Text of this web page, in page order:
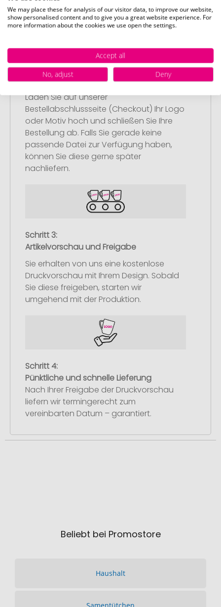
Schritt 2:
Upload Ihres Logos oder Motivs
Laden Sie auf unserer
Bestellabschlussseite (Checkout) Ihr Logo
oder Motiv hoch und schließen Sie Ihre
Bestellung ab. Falls Sie gerade keine
passende Datei zur Verfügung haben,
können Sie diese gerne später
nachliefern.
Schritt 3:
Artikelvorschau und Freigabe
Sie erhalten von uns eine kostenlose
Druckvorschau mit Ihrem Design. Sobald
Sie diese freigeben, starten wir
umgehend mit der Produktion.
Schritt 4:
Pünktliche und schnelle Lieferung
Nach Ihrer Freigabe der Druckvorschau
liefern wir termingerecht zum
vereinbarten Datum – garantiert.
Beliebt bei Promostore
Haushalt
We may place these for analysis of our visitor data, to improve our website,
show personalised content and to give you a great website experience. For
more information about the cookies we use open the settings.
Accept all
No, adjust
Deny